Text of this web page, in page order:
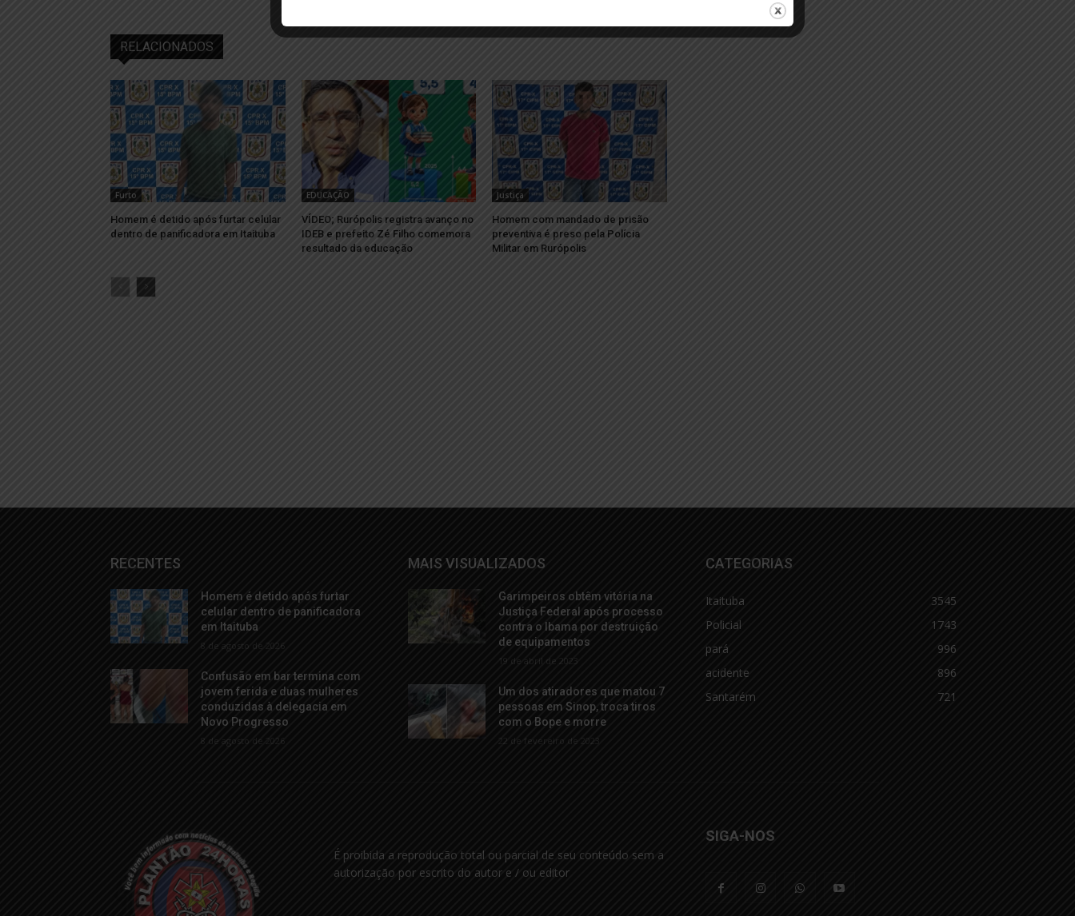
RELACIONADOS
Furto
Homem é detido após furtar celular
dentro de panificadora em Itaituba
EDUCAÇÃO
VÍDEO; Rurópolis registra avanço no
IDEB e prefeito Zé Filho comemora
resultado da educação
Justiça
Homem com mandado de prisão
preventiva é preso pela Polícia
Militar em Rurópolis
RECENTES
Homem é detido após furtar
celular dentro de panificadora
em Itaituba
8 de agosto de 2026
Confusão em bar termina com
jovem ferida e duas mulheres
conduzidas à delegacia em
Novo Progresso
8 de agosto de 2026
MAIS VISUALIZADOS
Garimpeiros obtêm vitória na
Justiça Federal após processo
contra o Ibama por destruição
de equipamentos
19 de abril de 2023
Um dos atiradores que matou 7
pessoas em Sinop, troca tiros
com o Bope e morre
22 de fevereiro de 2023
CATEGORIAS
Itaituba
3545
Policial
1743
pará
996
acidente
896
Santarém
721
É proibida a reprodução total ou parcial de seu conteúdo sem a
autorização por escrito do autor e / ou editor
SIGA-NOS